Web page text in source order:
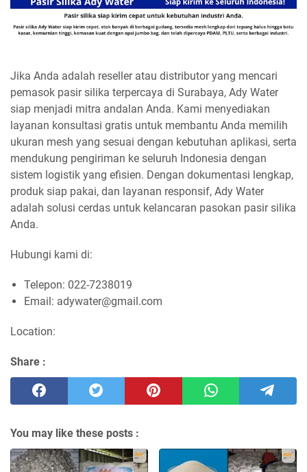
Jika Anda adalah reseller atau distributor yang mencari
pemasok pasir silika terpercaya di Surabaya, Ady Water
siap menjadi mitra andalan Anda. Kami menyediakan
layanan konsultasi gratis untuk membantu Anda memilih
ukuran mesh yang sesuai dengan kebutuhan aplikasi, serta
mendukung pengiriman ke seluruh Indonesia dengan
sistem logistik yang efisien. Dengan dokumentasi lengkap,
produk siap pakai, dan layanan responsif, Ady Water
adalah solusi cerdas untuk kelancaran pasokan pasir silika
Anda.
Hubungi kami di:
Telepon: 022-7238019
Email: adywater@gmail.com
Location:
Share :
You may like these posts :